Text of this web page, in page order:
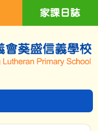
家課日誌